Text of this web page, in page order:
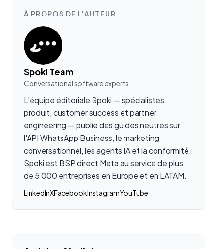
À PROPOS DE L'AUTEUR
Spoki Team
Conversational software experts
L'équipe éditoriale Spoki — spécialistes
produit, customer success et partner
engineering — publie des guides neutres sur
l'API WhatsApp Business, le marketing
conversationnel, les agents IA et la conformité.
Spoki est BSP direct Meta au service de plus
de 5 000 entreprises en Europe et en LATAM.
LinkedInXFacebookInstagramYouTube